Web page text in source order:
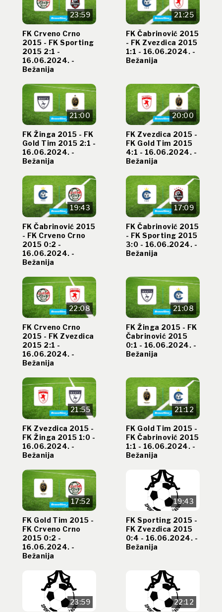
23:59
FK Crveno Crno
2015 - FK Sporting
2015 2:1 -
16.06.2024. -
Bežanija
21:25
FK Čabrinović 2015
- FK Zvezdica 2015
1:1 - 16.06.2024. -
Bežanija
21:00
FK Žinga 2015 - FK
Gold Tim 2015 2:1 -
16.06.2024. -
Bežanija
20:00
FK Zvezdica 2015 -
FK Gold Tim 2015
4:1 - 16.06.2024. -
Bežanija
19:43
FK Čabrinović 2015
- FK Crveno Crno
2015 0:2 -
16.06.2024. -
Bežanija
17:09
FK Čabrinović 2015
- FK Sporting 2015
3:0 - 16.06.2024. -
Bežanija
22:08
FK Crveno Crno
2015 - FK Zvezdica
2015 2:1 -
16.06.2024. -
Bežanija
21:08
FK Žinga 2015 - FK
Čabrinović 2015
0:1 - 16.06.2024. -
Bežanija
21:55
FK Zvezdica 2015 -
FK Žinga 2015 1:0 -
16.06.2024. -
Bežanija
21:12
FK Gold Tim 2015 -
FK Čabrinović 2015
1:1 - 16.06.2024. -
Bežanija
17:52
FK Gold Tim 2015 -
FK Crveno Crno
2015 0:2 -
16.06.2024. -
Bežanija
19:43
FK Sporting 2015 -
FK Zvezdica 2015
0:4 - 16.06.2024. -
Bežanija
23:59 22:12